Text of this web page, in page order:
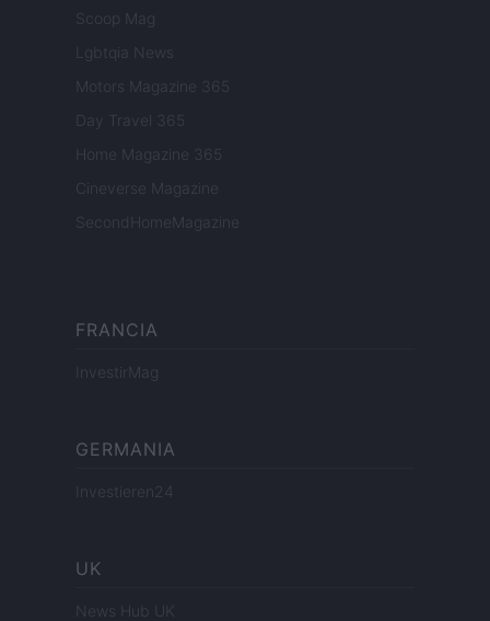
Scoop Mag
Lgbtqia News
Motors Magazine 365
Day Travel 365
Home Magazine 365
Cineverse Magazine
SecondHomeMagazine
FRANCIA
InvestirMag
GERMANIA
Investieren24
UK
News Hub UK